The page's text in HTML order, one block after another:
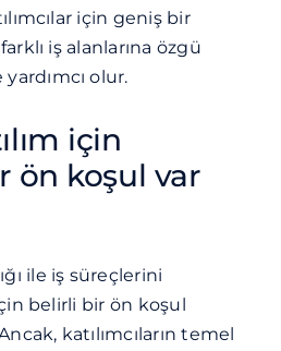
için geniş bir
iş alanlarına özgü
olur.
için
ön koşul var
ile iş süreçlerini
belirli bir ön koşul
katılımcıların temel